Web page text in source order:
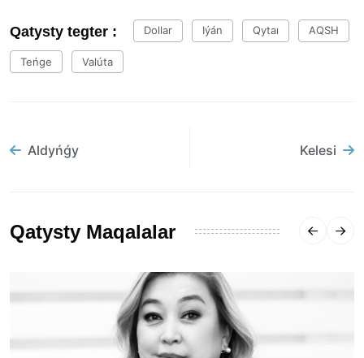
Qatysty tegter : Dollar Iýán Qytaı AQSH
Teńge Valúta
Aldyńǵy Kelesi
Qatysty Maqalalar